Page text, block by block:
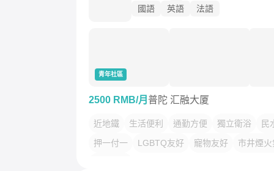
國語 英語 法語
青年社區
2500 RMB/月 普陀 汇融大厦
近地鐵 生活便利 通勤方便 獨立衛浴
民
押一付一
LGBTQ友好 寵物友好
市井煙火